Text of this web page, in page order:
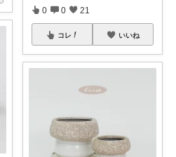
0 0 21
コレ いいね